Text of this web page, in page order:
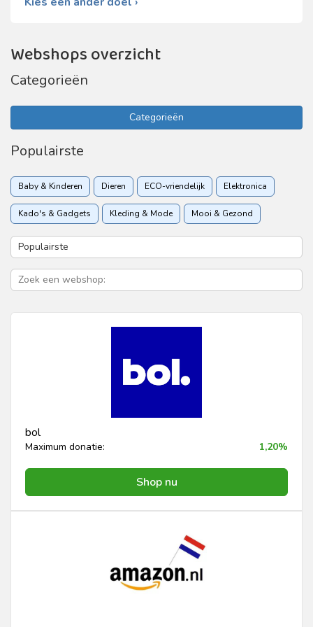
Webshops overzicht
Categorieën
Categorieën
Populairste
Baby & Kinderen Dieren ECO-vriendelijk Elektronica
Kado's & Gadgets Kleding & Mode Mooi & Gezond
Sport & Recreatie
Zorgverzekering
bol
Maximum donatie: 1,20%
Shop nu